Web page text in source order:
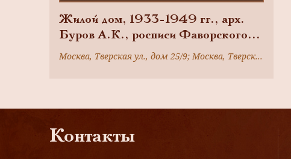
Жилой дом, 1933-1949 гг., арх.
Буров А.К., росписи Фаворского
В.А.
Москва, Тверская ул., дом 25/9; Москва, Тверская ул., дом 25/12
Контакты